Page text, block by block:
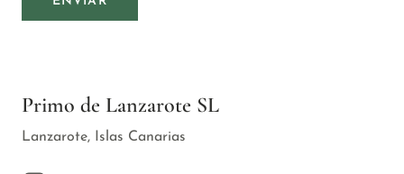
Primo de Lanzarote SL
Lanzarote, Islas Canarias